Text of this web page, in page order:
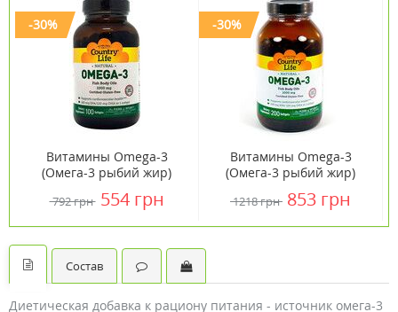
-30%
Витамины Omega-3
(Омега-3 рыбий жир)
Кантри Лайф / Country
792 грн 554 грн
-30%
Витамины Omega-3
(Омега-3 рыбий жир)
Кантри Лайф / Country
1218 грн 853 грн
Состав
Диетическая добавка к рациону питания - источник омега-3